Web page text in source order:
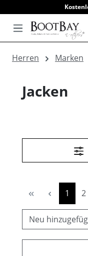
Herren Marken
Jacken
Seite
1 2